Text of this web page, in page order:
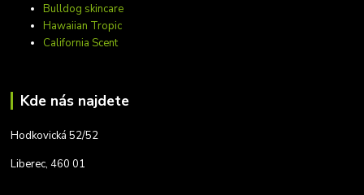
Bulldog skincare
Hawaiian Tropic
California Scent
Kde nás najdete
Hodkovická 52/52
Liberec, 460 01